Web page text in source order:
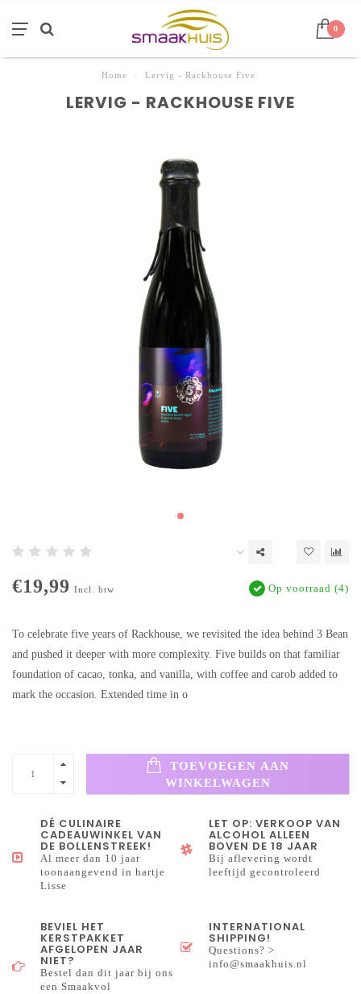
0
Home Lervig - Rackhouse Five
LERVIG - RACKHOUSE FIVE
€19,99 Incl. btw Op voorraad (4)
To celebrate five years of Rackhouse, we revisited the idea behind 3 Bean
and pushed it deeper with more complexity. Five builds on that familiar
foundation of cacao, tonka, and vanilla, with coffee and carob added to
mark the occasion. Extended time in o
TOEVOEGEN AAN
WINKELWAGEN
DÉ CULINAIRE
CADEAUWINKEL VAN
DE BOLLENSTREEK!
Al meer dan 10 jaar
toonaangevend in hartje
Lisse
LET OP: VERKOOP VAN
ALCOHOL ALLEEN
BOVEN DE 18 JAAR
Bij aflevering wordt
leeftijd gecontroleerd
BEVIEL HET
KERSTPAKKET
AFGELOPEN JAAR
NIET?
Bestel dan dit jaar bij ons
een Smaakvol
INTERNATIONAL
SHIPPING!
Questions? >
info@smaakhuis.nl